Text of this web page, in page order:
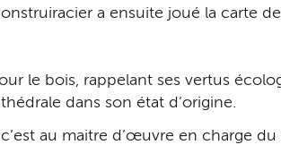
a ensuite joué la carte
le bois, rappelant ses vertus
dans son état d’origine.
au maitre d’œuvre en charge